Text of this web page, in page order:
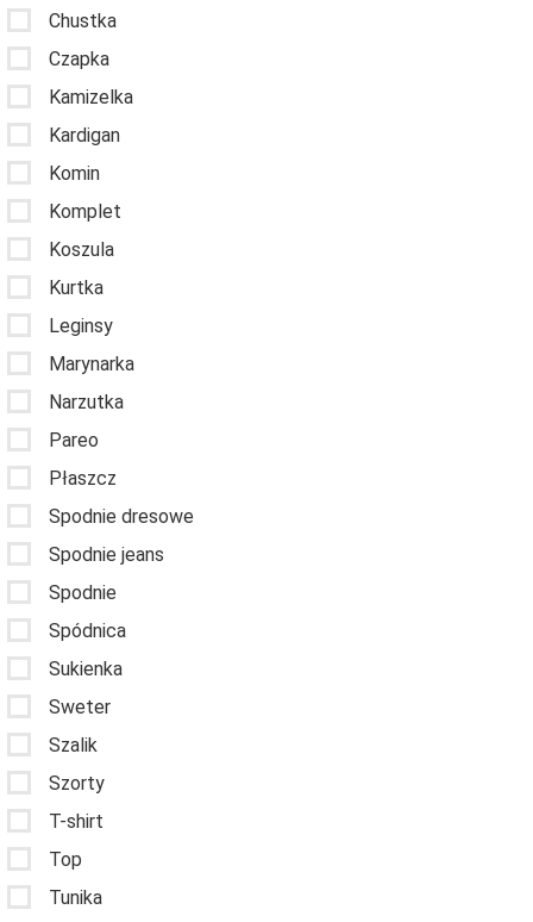
Chustka
Czapka
Kamizelka
Kardigan
Komin
Komplet
Koszula
Kurtka
Leginsy
Marynarka
Narzutka
Pareo
Płaszcz
Spodnie dresowe
Spodnie jeans
Spodnie
Spódnica
Sukienka
Sweter
Szalik
Szorty
T-shirt
Top
Tunika